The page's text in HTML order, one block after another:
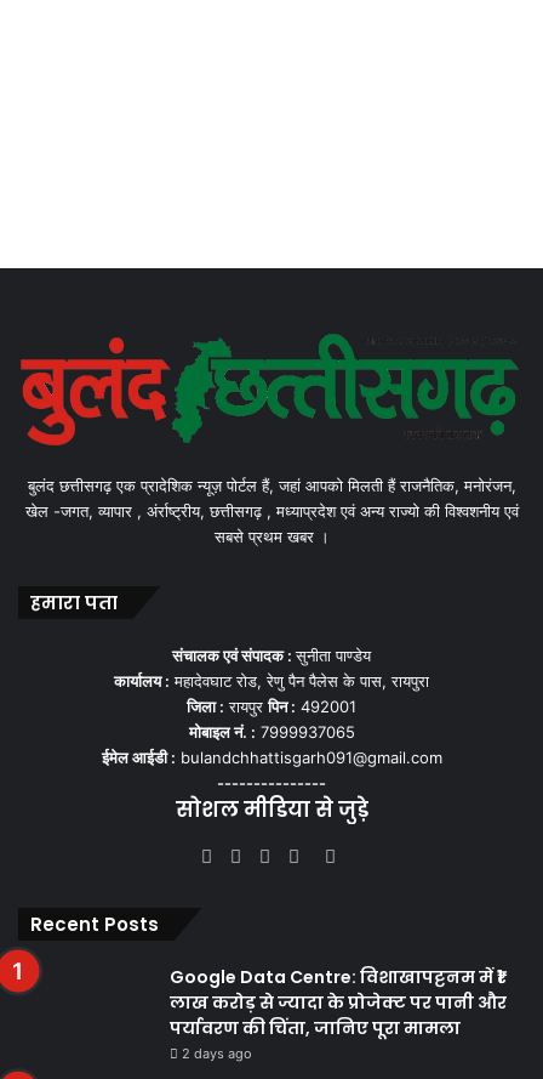
बुलंद छत्तीसगढ़ एक प्रादेशिक न्यूज़ पोर्टल हैं, जहां आपको मिलती हैं राजनैतिक, मनोरंजन,
खेल -जगत, व्यापार , अंर्राष्ट्रीय, छत्तीसगढ़ , मध्याप्रदेश एवं अन्य राज्यो की विश्वशनीय एवं
सबसे प्रथम खबर ।
हमारा पता
संचालक एवं संपादक :सुनीता पाण्डेय
कार्यालय : महादेवघाट रोड, रेणु पैन पैलेस के पास, रायपुरा
जिला : रायपुरपिन : 492001
मोबाइल नं. : 7999937065
ईमेल आईडी : bulandchhattisgarh091@gmail.com
---------------
सोशल मीडिया से जुड़े
Facebook
TwitterYouTubeInstagram
WhatsApp
Recent Posts
Google Data Centre: विशाखापट्टनम में ₹1
लाख करोड़ से ज्यादा के प्रोजेक्ट पर पानी और
पर्यावरण की चिंता, जानिए पूरा मामला
2 days ago